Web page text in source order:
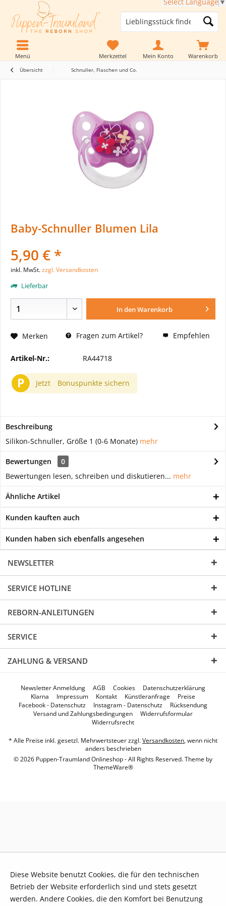
Warenkorb
Merkzettel Mein Konto
Menü
Übersicht Schnuller, Flaschen und Co.
Baby-Schnuller Blumen Lila
5,90 € *
inkl. MwSt.zzgl. Versandkosten
Lieferbar
In denWarenkorb
Merken Fragen zum Artikel? Empfehlen
Artikel-Nr.: RA44718
P Jetzt Bonuspunkte sichern
Beschreibung
Silikon-Schnuller, Größe 1 (0-6 Monate) mehr
Bewertungen
0
Bewertungen lesen, schreiben und diskutieren... mehr
Ähnliche Artikel
Kunden kauften auch
Kunden haben sich ebenfalls angesehen
NEWSLETTER
SERVICE HOTLINE
REBORN-ANLEITUNGEN
SERVICE
ZAHLUNG & VERSAND
Newsletter Anmeldung AGB Cookies
Datenschutzerklärung
Klarna
Impressum Kontakt Künstleranfrage
Preise
Facebook - Datenschutz
Instagram - Datenschutz
Rücksendung
Versand und Zahlungsbedingungen
Widerrufsformular
Widerrufsrecht
* Alle Preise inkl. gesetzl. Mehrwertsteuer zzgl.Versandkosten, wenn nicht
anders beschrieben
© 2026 Puppen-Traumland Onlineshop - All Rights Reserved. Theme by
ThemeWare®
Diese Website benutzt Cookies, die für den technischen
Betrieb der Website erforderlich sind und stets gesetzt
werden. Andere Cookies, die den Komfort bei Benutzung